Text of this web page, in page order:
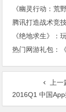
《幽灵行动：荒
腾讯打造战术竞
《绝地求生》：
热门网游礼包：
上一
2016Q1 中国App排行榜: 风口上的视频、直播、